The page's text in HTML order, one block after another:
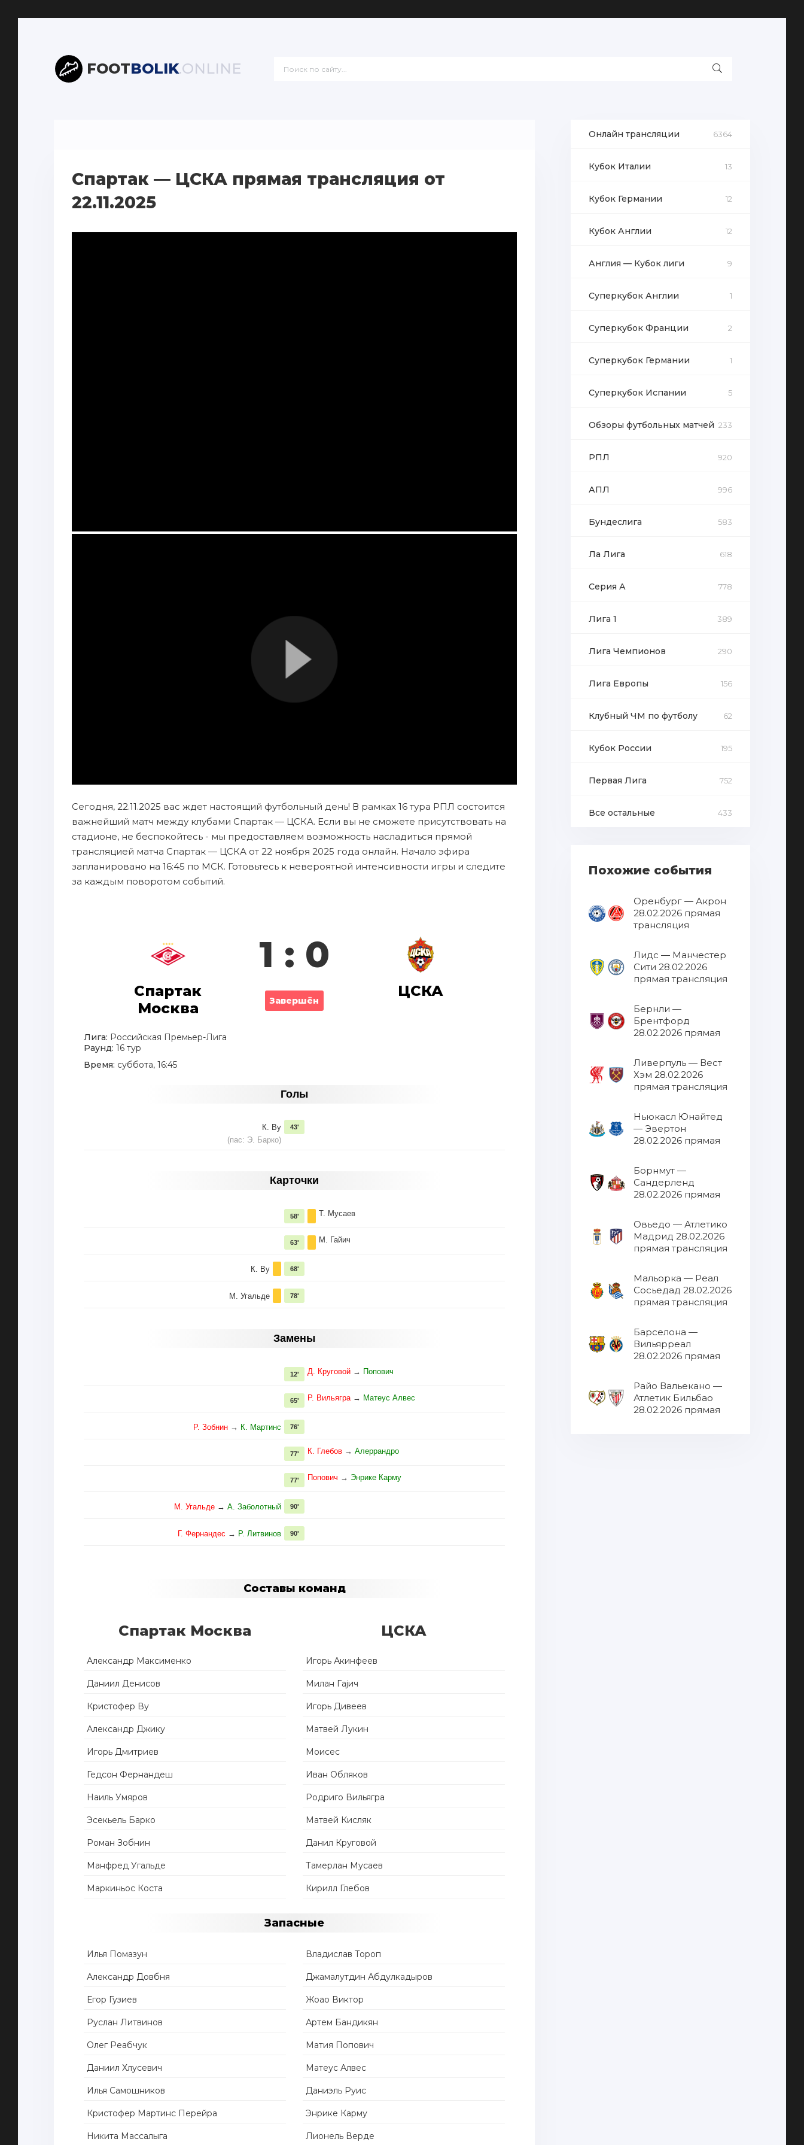
FOOTBOLIK.ONLINE
Спартак — ЦСКА прямая трансляция от
22.11.2025
Сегодня, 22.11.2025 вас ждет настоящий футбольный день! В рамках 16 тура РПЛ состоится
важнейший матч между клубами Спартак — ЦСКА. Если вы не сможете присутствовать на
стадионе, не беспокойтесь - мы предоставляем возможность насладиться прямой
трансляцией матча Спартак — ЦСКА от 22 ноября 2025 года онлайн. Начало эфира
запланировано на 16:45 по МСК. Готовьтесь к невероятной интенсивности игры и следите
за каждым поворотом событий.
Спартак
Москва
1 : 0
Завершён
ЦСКА
Лига: Российская Премьер-Лига
Раунд: 16 тур
Время: суббота, 16:45
Голы
К. Ву
(пас: Э. Барко)
43'
Карточки
Т. Мусаев
58'
М. Гайич
63'
К. Ву 68'
М. Угальде 78'
Замены
Д. Круговой → Попович
12'
Р. Вильягра → Матеус Алвес
65'
Р. Зобнин → К. Мартинс 76'
К. Глебов → Алеррандро
77'
Попович → Энрике Карму
77'
М. Угальде → А. Заболотный 90'
Г. Фернандес → Р. Литвинов 90'
Составы команд
Спартак Москва
Александр Максименко
Даниил Денисов
Кристофер Ву
Александр Джику
Игорь Дмитриев
Гедсон Фернандеш
Наиль Умяров
Эсекьель Барко
Роман Зобнин
Манфред Угальде
Маркиньос Коста
ЦСКА
Игорь Акинфеев
Милан Гајич
Игорь Дивеев
Матвей Лукин
Моисес
Иван Обляков
Родриго Вильягра
Матвей Кисляк
Данил Круговой
Тамерлан Мусаев
Кирилл Глебов
Запасные
Илья Помазун
Александр Довбня
Егор Гузиев
Руслан Литвинов
Олег Реабчук
Даниил Хлусевич
Илья Самошников
Кристофер Мартинс Перейра
Никита Массалыга
Владислав Тороп
Джамалутдин Абдулкадыров
Жоао Виктор
Артем Бандикян
Матия Попович
Матеус Алвес
Даниэль Руис
Энрике Карму
Лионель Верде
Онлайн трансляции 6364
Кубок Италии 13
Кубок Германии 12
Кубок Англии 12
Англия — Кубок лиги 9
Суперкубок Англии 1
Суперкубок Франции 2
Суперкубок Германии 1
Суперкубок Испании 5
Обзоры футбольных матчей 233
РПЛ 920
АПЛ 996
Бундеслига 583
Ла Лига 618
Серия А 778
Лига 1 389
Лига Чемпионов 290
Лига Европы 156
Клубный ЧМ по футболу 62
Кубок России 195
Первая Лига 752
Все остальные 433
Похожие события
Оренбург — Акрон
28.02.2026 прямая
трансляция
Лидс — Манчестер
Сити 28.02.2026
прямая трансляция
Бернли —
Брентфорд
28.02.2026 прямая
Ливерпуль — Вест
Хэм 28.02.2026
прямая трансляция
Ньюкасл Юнайтед
— Эвертон
28.02.2026 прямая
Борнмут —
Сандерленд
28.02.2026 прямая
Овьедо — Атлетико
Мадрид 28.02.2026
прямая трансляция
Мальорка — Реал
Сосьедад 28.02.2026
прямая трансляция
Барселона —
Вильярреал
28.02.2026 прямая
Райо Вальекано —
Атлетик Бильбао
28.02.2026 прямая